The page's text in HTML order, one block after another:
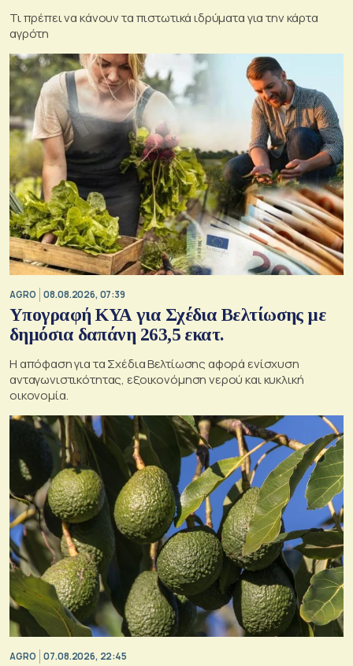
Τι πρέπει να κάνουν τα πιστωτικά ιδρύματα για την κάρτα
αγρότη
AGRO 08.08.2026, 07:39
Υπογραφή ΚΥΑ για Σχέδια Βελτίωσης με
δημόσια δαπάνη 263,5 εκατ.
Η απόφαση για τα Σχέδια Βελτίωσης αφορά ενίσχυση
ανταγωνιστικότητας, εξοικονόμηση νερού και κυκλική
οικονομία.
AGRO 07.08.2026, 22:45